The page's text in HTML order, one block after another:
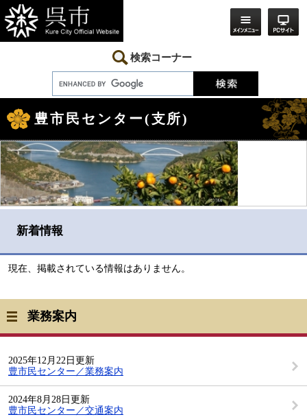
ー
ジ
の
ニ
ュ
ー
本
へ
検索コーナー
文
豊市民センター(支所)
新着情報
現在、掲載されている情報はありません。
業務案内
2025年12月22日更新
豊市民センター／業務案内
2024年8月28日更新
豊市民センター／交通案内